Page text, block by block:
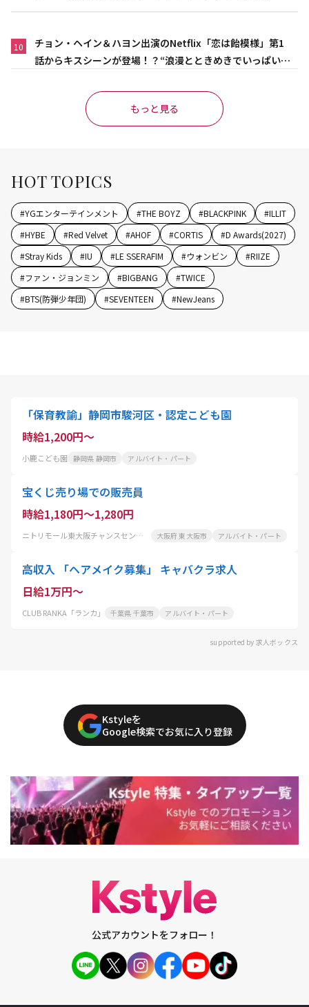
10
チョン・ヘイン＆ハヨン出演のNetflix「恋は飴模様」第1
話からキスシーンが登場！？“浪漫とときめきでいっぱいの
もっと見る
HOT TOPICS
#YGエンターテインメント #THE BOYZ #BLACKPINK #ILLIT
#HYBE #Red Velvet #AHOF #CORTIS #D Awards(2027)
#Stray Kids #IU #LE SSERAFIM #ウォンビン #RIIZE
#ファン・ジョンミン #BIGBANG #TWICE
#BTS(防弾少年団) #SEVENTEEN #NewJeans
「保育教諭」静岡市駿河区・認定こども園
時給1,200円～
小鹿こども園 静岡県 静岡市 アルバイト・パート
宝くじ売り場での販売員
時給1,180円～1,280円
ニトリモール東大阪チャンスセンター 大阪府 東大阪市 アルバイト・パート
高収入 「ヘアメイク募集」 キャバクラ求人
日給1万円～
CLUB RANKA「ランカ」 千葉県 千葉市 アルバイト・パート
supported by 求人ボックス
Kstyleを
Google検索でお気に入り登録
公式アカウントをフォロー！